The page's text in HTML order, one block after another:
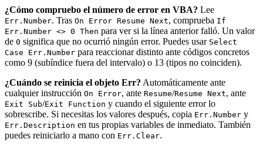
¿Cómo compruebo el número de error en VBA? Lee
Err.Number. Tras On Error Resume Next, comprueba If
Err.Number <> 0 Then para ver si la línea anterior falló. Un valor
de 0 significa que no ocurrió ningún error. Puedes usar Select
Case Err.Number para reaccionar distinto ante códigos concretos
como 9 (subíndice fuera del intervalo) o 13 (tipos no coinciden).
¿Cuándo se reinicia el objeto Err? Automáticamente ante
cualquier instrucción On Error, ante Resume/Resume Next, ante
Exit Sub/Exit Function y cuando el siguiente error lo
sobrescribe. Si necesitas los valores después, copia Err.Number y
Err.Description en tus propias variables de inmediato. También
puedes reiniciarlo a mano con Err.Clear.